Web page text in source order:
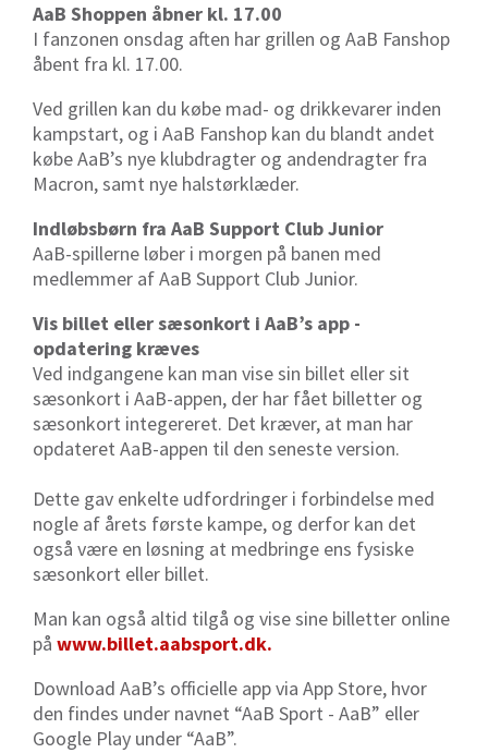
AaB Shoppen åbner kl. 17.00
I fanzonen onsdag aften har grillen og AaB Fanshop
åbent fra kl. 17.00.
Ved grillen kan du købe mad- og drikkevarer inden
kampstart, og i AaB Fanshop kan du blandt andet
købe AaB’s nye klubdragter og andendragter fra
Macron, samt nye halstørklæder.
Indløbsbørn fra AaB Support Club Junior
AaB-spillerne løber i morgen på banen med
medlemmer af AaB Support Club Junior.
Vis billet eller sæsonkort i AaB’s app -
opdatering kræves
Ved indgangene kan man vise sin billet eller sit
sæsonkort i AaB-appen, der har fået billetter og
sæsonkort integereret. Det kræver, at man har
opdateret AaB-appen til den seneste version.
Dette gav enkelte udfordringer i forbindelse med
nogle af årets første kampe, og derfor kan det
også være en løsning at medbringe ens fysiske
sæsonkort eller billet.
Man kan også altid tilgå og vise sine billetter online
på www.billet.aabsport.dk.
Download AaB’s officielle app via App Store, hvor
den findes under navnet “AaB Sport - AaB” eller
Google Play under “AaB”.